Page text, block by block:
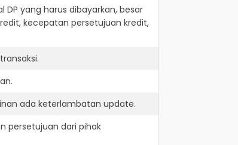
yang harus dibayarkan, besar
kecepatan persetujuan kredit,
ada keterlambatan update.
persetujuan dari pihak